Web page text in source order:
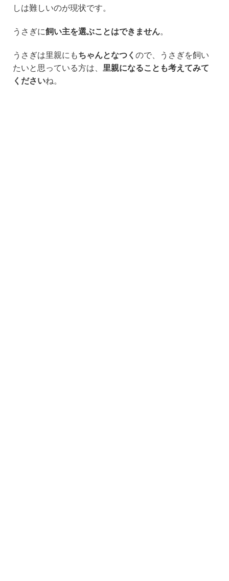
しは難しいのが現状です。
うさぎに飼い主を選ぶことはできません。
うさぎは里親にもちゃんとなつく ので、うさぎを飼い
たいと思っている方は、 里親になることも考えてみて
くださいね。